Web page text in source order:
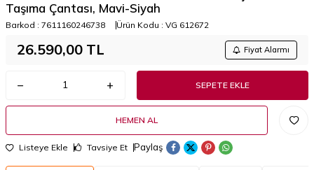
Taşıma Çantası, Mavi-Siyah
Barkod : 7611160246738 Ürün Kodu : VG 612672
26.590,00 TL Fiyat Alarmı
SEPETE EKLE
HEMEN AL
Listeye Ekle Tavsiye Et Paylaş